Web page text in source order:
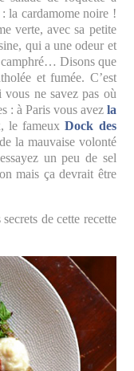
la cardamome noire !
verte, avec sa petite
qui a une odeur et
Disons que
et fumée. C’est
vous ne savez pas où
: à Paris vous avez la
le fameuxDock des
la mauvaise volonté
un peu de sel
mais ça devrait être
de cette recette